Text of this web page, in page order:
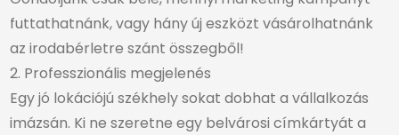
futtathatnánk, vagy hány új eszközt vásárolhatnánk
az irodabérletre szánt összegből!
2. Professzionális megjelenés
Egy jó lokációjú székhely sokat dobhat a vállalkozás
imázsán. Ki ne szeretne egy belvárosi címkártyát a